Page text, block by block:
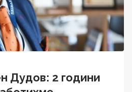
Дудов: 2 години